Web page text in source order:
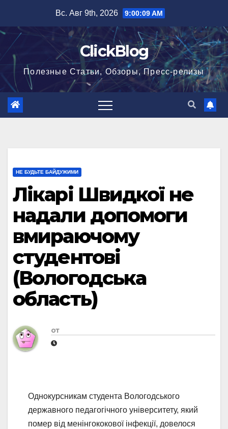
содержимому
Вс. Авг 9th, 2026 9:00:10 AM
ClickBlog
Полезные Статьи, Обзоры, Пресс-релизы
НЕ БУДЬТЕ БАЙДУЖИМИ
Лікарі Швидкої не
надали допомоги
вмираючому
студентові
(Вологодська
область)
от
Однокурсникам студента Вологодського
державного педагогічного університету, який
помер від менінгококової інфекції, довелося